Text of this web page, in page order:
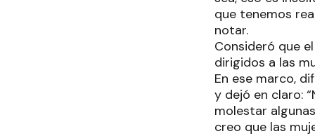
que tenemos
notar.
Consideró que
dirigidos a las
En ese marco,
y dejó en claro:
molestar
creo que las